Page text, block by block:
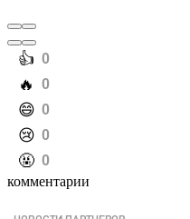
️👍 0
️🔥 0
️😄 0
️😢 0
️🤬 0
комментарии